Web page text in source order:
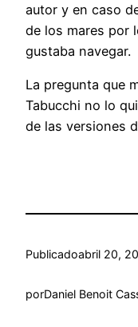
autor y en caso
de los mares por
gustaba navegar.
La pregunta que
Tabucchi no lo
de las versiones
Publicadoabril 20,
porDaniel Benoit